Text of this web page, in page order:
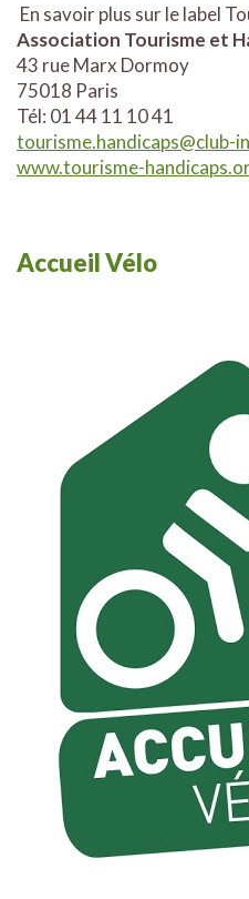
En savoir plus sur le label
Association Tourisme et
43 rue Marx Dormoy
75018 Paris
Tél: 01 44 11 10 41
tourisme.handicaps@club-
www.tourisme-
Accueil Vélo